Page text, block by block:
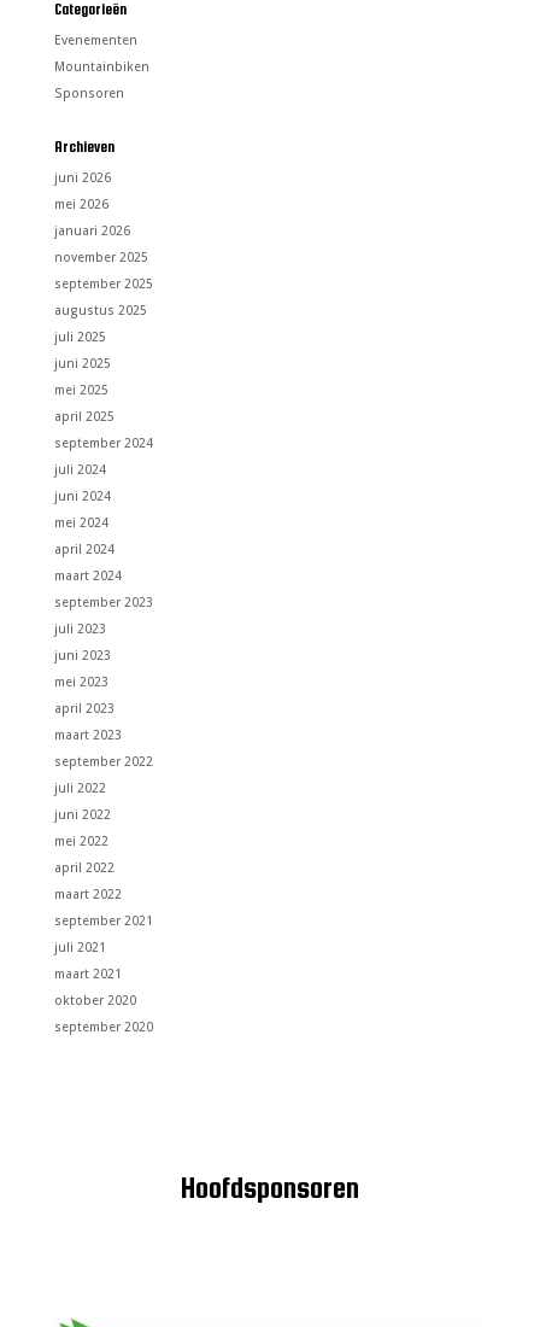
Categorieën
Evenementen
Mountainbiken
Sponsoren
Archieven
juni 2026
mei 2026
januari 2026
november 2025
september 2025
augustus 2025
juli 2025
juni 2025
mei 2025
april 2025
september 2024
juli 2024
juni 2024
mei 2024
april 2024
maart 2024
september 2023
juli 2023
juni 2023
mei 2023
april 2023
maart 2023
september 2022
juli 2022
juni 2022
mei 2022
april 2022
maart 2022
september 2021
juli 2021
maart 2021
oktober 2020
september 2020
Hoofdsponsoren